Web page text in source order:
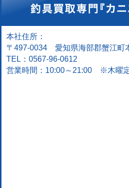
本社住所：
〒497-0034 愛知県海部郡蟹江町
TEL：0567-96-0612
営業時間：10:00～21:00 ※木曜